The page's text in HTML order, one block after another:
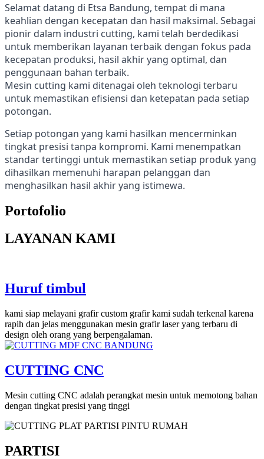
Selamat datang di Etsa Bandung, tempat di mana
keahlian dengan kecepatan dan hasil maksimal. Sebagai
pionir dalam industri cutting, kami telah berdedikasi
untuk memberikan layanan terbaik dengan fokus pada
kecepatan produksi, hasil akhir yang optimal, dan
penggunaan bahan terbaik.
Mesin cutting kami ditenagai oleh teknologi terbaru
untuk memastikan efisiensi dan ketepatan pada setiap
potongan.
Setiap potongan yang kami hasilkan mencerminkan
tingkat presisi tanpa kompromi. Kami menempatkan
standar tertinggi untuk memastikan setiap produk yang
dihasilkan memenuhi harapan pelanggan dan
menghasilkan hasil akhir yang istimewa.
Portofolio
LAYANAN KAMI
Huruf timbul
kami siap melayani grafir custom grafir kami sudah terkenal karena
rapih dan jelas menggunakan mesin grafir laser yang terbaru di
design oleh orang yang berpengalaman.
CUTTING CNC
Mesin cutting CNC adalah perangkat mesin untuk memotong bahan
dengan tingkat presisi yang tinggi
PARTISI